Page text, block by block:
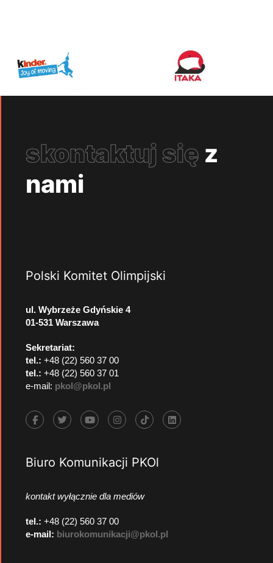
skontaktuj się z
nami
Polski Komitet Olimpijski
ul. Wybrzeże Gdyńskie 4
01-531 Warszawa
Sekretariat:
tel.: +48 (22) 560 37 00
tel.: +48 (22) 560 37 01
e-mail: pkol@pkol.pl
Biuro Komunikacji PKOl
kontakt wyłącznie dla mediów
tel.: +48 (22) 560 37 00
e-mail: biurokomunikacji@pkol.pl